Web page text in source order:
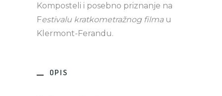
Komposteli i posebno priznanje na
Festivalu kratkometražnog filmau
Klermont-Ferandu.
OPIS